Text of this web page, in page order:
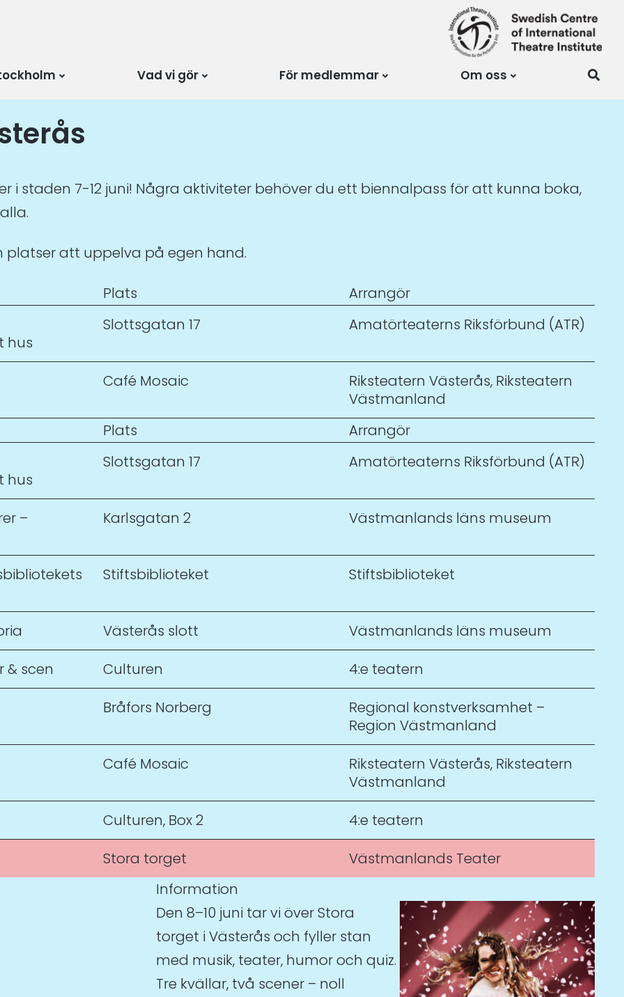
Vad vi gör För medlemmar Om oss
i staden 7-12 juni! Några aktiviteter behöver du ett biennalpass för att kunna boka,
platser att uppelva på egen hand.
Plats Arrangör
hus
Slottsgatan 17 Amatörteaterns Riksförbund (ATR)
Café Mosaic Riksteatern Västerås, Riksteatern
Västmanland
Plats Arrangör
hus
Slottsgatan 17 Amatörteaterns Riksförbund (ATR)
–
Karlsgatan 2 Västmanlands läns museum
Stiftsbiblioteket Stiftsbiblioteket
Västerås slott Västmanlands läns museum
& scen Culturen 4:e teatern
Bråfors Norberg
Regional konstverksamhet –
Region Västmanland
Café Mosaic Riksteatern Västerås, Riksteatern
Västmanland
Culturen, Box 2 4:e teatern
Stora torget
Västmanlands Teater
Information
Den 8–10 juni tar vi över Stora
torget i Västerås och fyller stan
med musik, teater, humor och quiz.
Tre kvällar, två scener – noll